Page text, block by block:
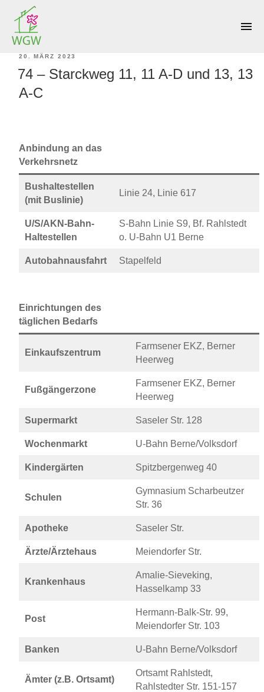
menu
KATEGORIE:
VERÖFFENTLICHT
AM
20. MÄRZ 2023
74 – Starckweg 11, 11 A-D und 13, 13
A-C
Anbindung an das
Verkehrsnetz
Bushaltestellen
(mit Buslinie)
Linie 24, Linie 617
U/S/AKN-Bahn-
Haltestellen
S-Bahn Linie S9, Bf. Rahlstedt
o. U-Bahn U1 Berne
Autobahnausfahrt Stapelfeld
Einrichtungen des
täglichen Bedarfs
Einkaufszentrum
Farmsener EKZ, Berner
Heerweg
Fußgängerzone
Farmsener EKZ, Berner
Heerweg
Supermarkt Saseler Str. 128
Wochenmarkt U-Bahn Berne/Volksdorf
Kindergärten Spitzbergenweg 40
Schulen
Gymnasium Scharbeutzer
Str. 36
Apotheke Saseler Str.
Ärzte/Ärztehaus Meiendorfer Str.
Krankenhaus
Amalie-Sieveking,
Hasselkamp 33
Post
Hermann-Balk-Str. 99,
Meiendorfer Str. 103
Banken U-Bahn Berne/Volksdorf
Ämter (z.B. Ortsamt)
Ortsamt Rahlstedt,
Rahlstedter Str. 151-157